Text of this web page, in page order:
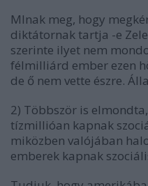
MInak meg, hogy
diktátornak tartja -e
szerinte ilyet nem
félmilliárd ember ezen
de ő nem vette észre.
2) Többször is
tízmillióan kapnak
miközben valójában
emberek kapnak